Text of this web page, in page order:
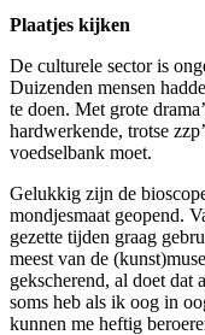
Plaatjes kijken
De culturele sector is
Duizenden mensen
te doen. Met grote
hardwerkende, trotse
voedselbank moet.
Gelukkig zijn de
mondjesmaat geopend.
gezette tijden graag
meest van de
gekscherend, al doet dat
soms heb als ik oog in
kunnen me heftig